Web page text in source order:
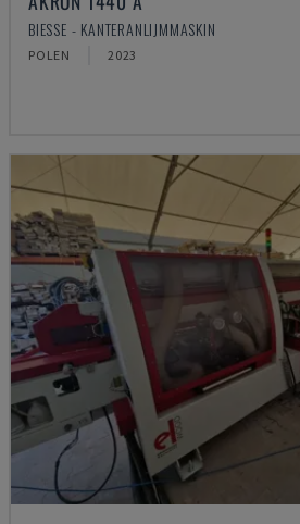
BIESSE - KANTERANLIJMMASKIN
POLEN 2023